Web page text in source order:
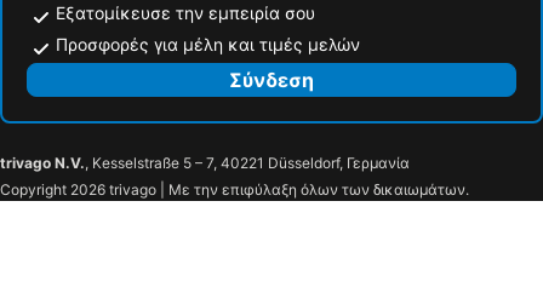
Εξατομίκευσε την εμπειρία σου
Προσφορές για μέλη και τιμές μελών
Σύνδεση
trivago N.V., Kesselstraße 5 – 7, 40221 Düsseldorf, Γερμανία
Copyright 2026 trivago | Με την επιφύλαξη όλων των δικαιωμάτων.